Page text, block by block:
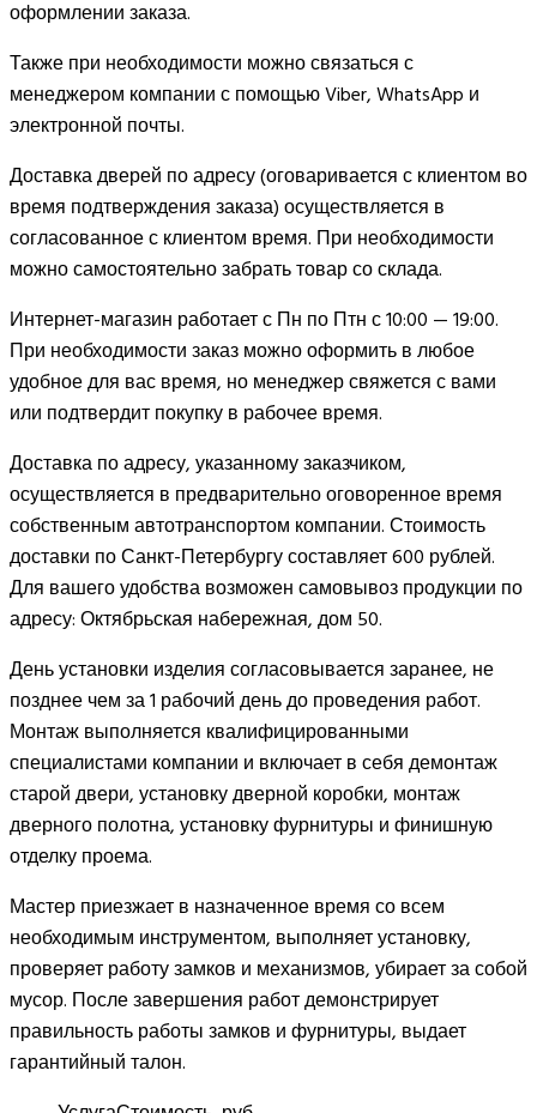
оформлении заказа.
Также при необходимости можно связаться с
менеджером компании с помощью Viber, WhatsApp и
электронной почты.
Доставка дверей по адресу (оговаривается с клиентом во
время подтверждения заказа) осуществляется в
согласованное с клиентом время. При необходимости
можно самостоятельно забрать товар со склада.
Интернет-магазин работает с Пн по Птн с 10:00 — 19:00.
При необходимости заказ можно оформить в любое
удобное для вас время, но менеджер свяжется с вами
или подтвердит покупку в рабочее время.
Доставка по адресу, указанному заказчиком,
осуществляется в предварительно оговоренное время
собственным автотранспортом компании. Стоимость
доставки по Санкт-Петербургу составляет 600 рублей.
Для вашего удобства возможен самовывоз продукции по
адресу: Октябрьская набережная, дом 50.
День установки изделия согласовывается заранее, не
позднее чем за 1 рабочий день до проведения работ.
Монтаж выполняется квалифицированными
специалистами компании и включает в себя демонтаж
старой двери, установку дверной коробки, монтаж
дверного полотна, установку фурнитуры и финишную
отделку проема.
Мастер приезжает в назначенное время со всем
необходимым инструментом, выполняет установку,
проверяет работу замков и механизмов, убирает за собой
мусор. После завершения работ демонстрирует
правильность работы замков и фурнитуры, выдает
гарантийный талон.